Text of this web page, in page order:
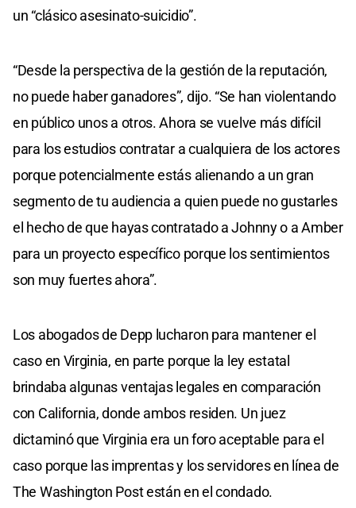
un “clásico asesinato-suicidio”.
“Desde la perspectiva de la gestión de la reputación,
no puede haber ganadores”, dijo. “Se han violentando
en público unos a otros. Ahora se vuelve más difícil
para los estudios contratar a cualquiera de los actores
porque potencialmente estás alienando a un gran
segmento de tu audiencia a quien puede no gustarles
el hecho de que hayas contratado a Johnny o a Amber
para un proyecto específico porque los sentimientos
son muy fuertes ahora”.
Los abogados de Depp lucharon para mantener el
caso en Virginia, en parte porque la ley estatal
brindaba algunas ventajas legales en comparación
con California, donde ambos residen. Un juez
dictaminó que Virginia era un foro aceptable para el
caso porque las imprentas y los servidores en línea de
The Washington Post están en el condado.